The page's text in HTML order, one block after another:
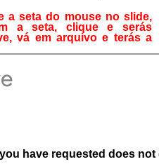
a seta do mouse no slide,
a seta, clique e serás
vá em arquivo e terás a